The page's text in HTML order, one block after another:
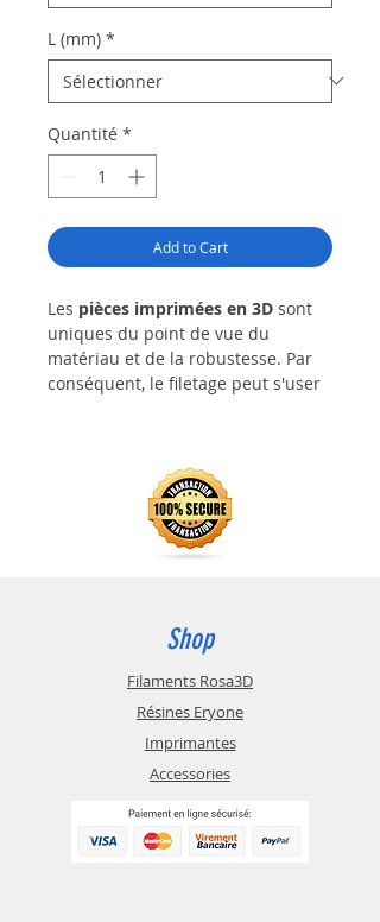
L (mm) *
Quantité *
Add to Cart
Les pièces imprimées en 3D sont
uniques du point de vue du
matériau et de la robustesse. Par
conséquent, le filetage peut s'user
thermofixés règlent ce problème
pour ces types d'assemblages.
Shop
Filaments Rosa3D
Résines Eryone
Imprimantes
Accessories